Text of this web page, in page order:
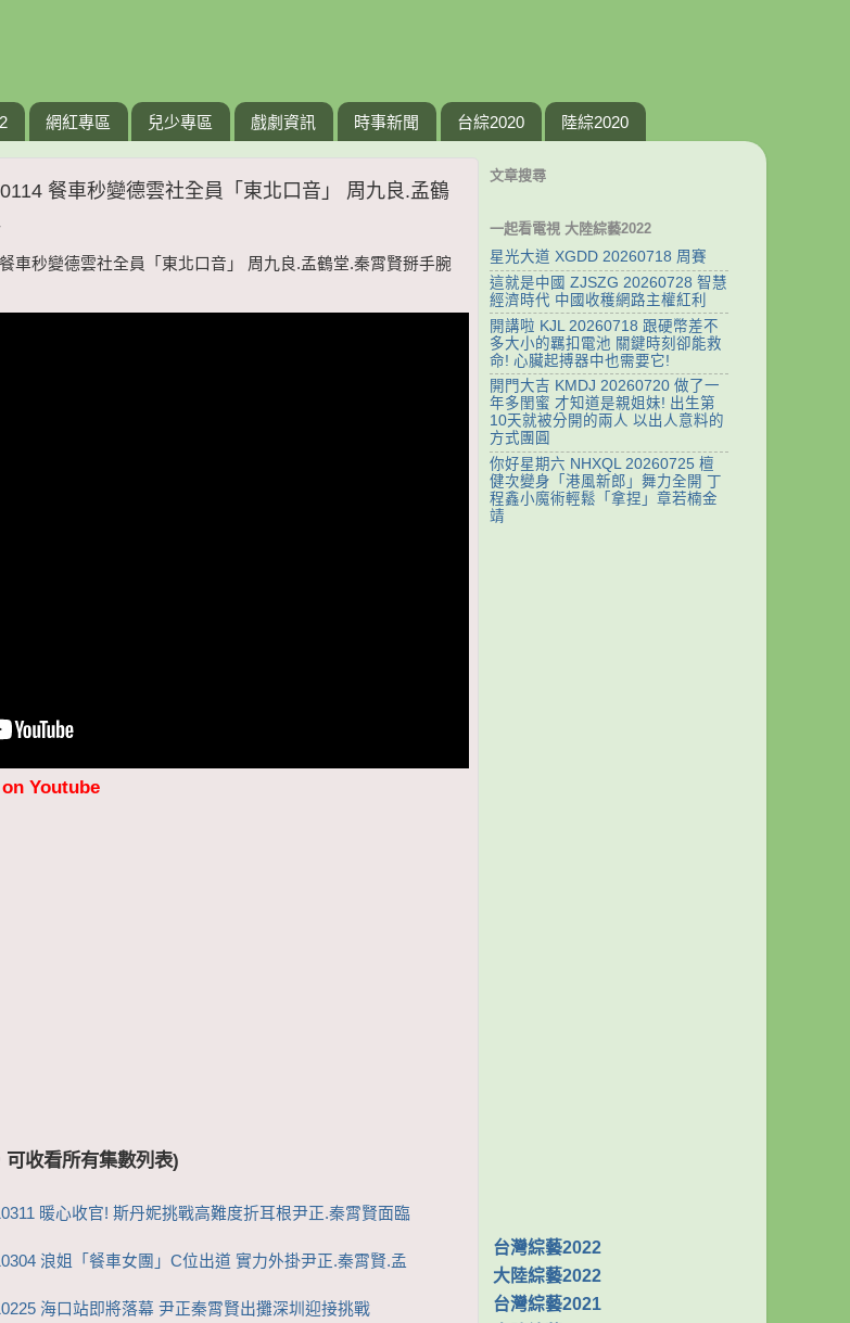
網紅專區 兒少專區 戲劇資訊 時事新聞 台綜2020 陸綜2020
餐車秒變德雲社全員「東北口音」 周九良.孟鶴
車秒變德雲社全員「東北口音」 周九良.孟鶴堂.秦霄賢掰手腕
Youtube
收看所有集數列表)
暖心收官! 斯丹妮挑戰高難度折耳根尹正.秦霄賢面臨
浪姐「餐車女團」C位出道 實力外掛尹正.秦霄賢.孟
海口站即將落幕 尹正秦霄賢出攤深圳迎接挑戰
文章搜尋
一起看電視 大陸綜藝2022
星光大道 XGDD 20260718 周賽
這就是中國 ZJSZG 20260728 智慧
經濟時代 中國收穫網路主權紅利
開講啦 KJL 20260718 跟硬幣差不
多大小的羈扣電池 關鍵時刻卻能救
命! 心臟起搏器中也需要它!
開門大吉 KMDJ 20260720 做了一
年多閨蜜 才知道是親姐妹! 出生第
10天就被分開的兩人 以出人意料的
方式團圓
你好星期六 NHXQL 20260725 檀
健次變身「港風新郎」舞力全開 丁
程鑫小魔術輕鬆「拿捏」章若楠金
靖
台灣綜藝2022
大陸綜藝2022
台灣綜藝2021